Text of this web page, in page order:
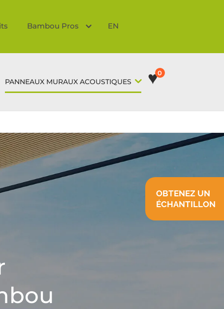
Bambou Pros EN
PANNEAUX MURAUX ACOUSTIQUES ♥0
OBTENEZ UN
ÉCHANTILLON